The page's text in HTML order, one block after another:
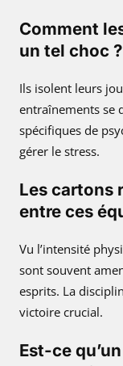
Comment
un tel choc ?
Ils isolent leurs
entraînements se
spécifiques de
gérer le stress.
Les cartons
entre ces
Vu l’intensité
sont souvent
esprits. La
victoire crucial.
Est-ce